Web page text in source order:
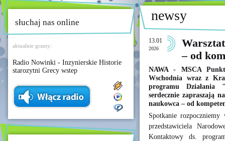
słuchaj nas online
aktualnie gramy:
Radio Nowinki - Inzynierskie Historie
starozytni Grecy wstep
newsy
13.01
2026
– od
NAWA - MSCA
Wschodnia wraz z
programu Działania
serdecznie zapraszają
naukowca – od
Spotkanie
przedstawiciela
Kontaktowy ds.